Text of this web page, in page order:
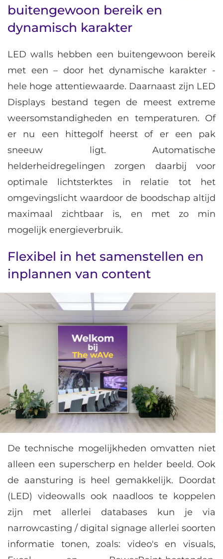
buitengewoon bereik en
dynamisch karakter
LED walls hebben een buitengewoon bereik
met een – door het dynamische karakter -
hele hoge attentiewaarde. Daarnaast zijn LED
Displays bestand tegen de meest extreme
weersomstandigheden en temperaturen. Of
er nu een hittegolf heerst of er een pak
sneeuw ligt. Automatische
helderheidregelingen zorgen daarbij voor
optimale lichtsterktes in relatie tot het
omgevingslicht waardoor de boodschap altijd
maximaal zichtbaar is, en met zo min
mogelijk energieverbruik.
Flexibel in het samenstellen en
inplannen van content
De technische mogelijkheden omvatten niet
alleen een superscherp en helder beeld. Ook
de aansturing is heel gemakkelijk. Doordat
(LED) videowalls ook naadloos te koppelen
zijn met allerlei databases kun je via
narrowcasting / digital signage allerlei soorten
informatie tonen, zoals: video's en visuals,